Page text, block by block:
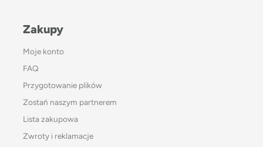
Zakupy
Moje konto
FAQ
Przygotowanie plików
Zostań naszym partnerem
Lista zakupowa
Zwroty i reklamacje